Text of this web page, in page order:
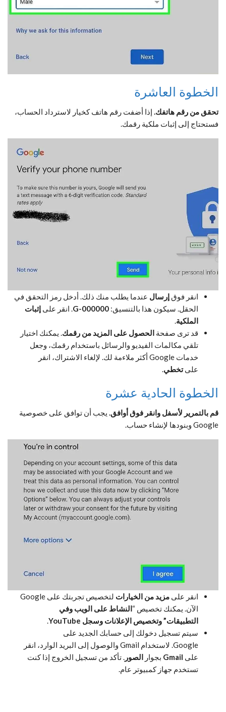
الخطوة العاشرة
تحقق من رقم هاتفك. إذا أضفت رقم هاتف كخيار لاسترداد الحساب،
فستحتاج إلى إثبات ملكية رقمك.
انقر فوق إرسال عندما يطلب منك ذلك. أدخل رمز التحقق في
الحقل. سيكون هذا بالتنسيق: G-000000 . انقر على إثبات
الملكية
قد ترى صفحة الحصول على المزيد من رقمك . يمكنك اختيار
تلقي مكالمات الفيديو والرسائل باستخدام رقمك، وجعل
خدمات Google أكثر ملاءمة لك. لإلغاء الاشتراك، انقر
علىتخطي
الخطوة الحادية عشرة
قم بالتمرير لأسفل وانقر فوق أوافق. يجب أن توافق على خصوصية
Google وبنودها لإنشاء حساب.
انقر على مزيد من الخيارات
لتخصيص تجربتك على Google
الآن. يمكنك تخصيص “النشاط على الويب وفي
التطبيقات”وتخصيص الإعلانات وسجل YouTube
.
سيتم تسجيل دخولك إلى حسابك الجديد على
Google. لاستخدام Gmail والوصول إلى البريد الوارد، انقر
على Gmail بجوار الصور . تأكد من تسجيل الخروج إذا كنت
تستخدم جهاز كمبيوتر عام.